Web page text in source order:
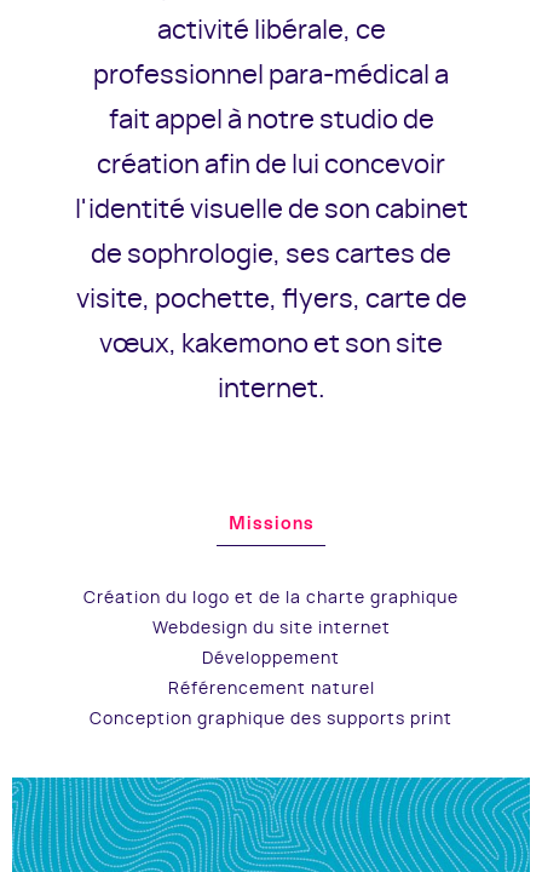
activité libérale, ce
professionnel para-médical a
fait appel à notre studio de
création afin de lui concevoir
l'identité visuelle de son cabinet
de sophrologie, ses cartes de
visite, pochette, flyers, carte de
vœux, kakemono et son site
internet.
Missions
Création du logo et de la charte graphique
Webdesign du site internet
Développement
Référencement naturel
Conception graphique des supports print